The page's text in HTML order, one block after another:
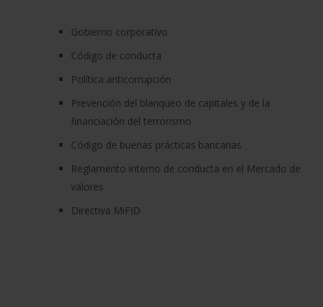
Gobierno corporativo
Código de conducta
Política anticorrupción
Prevención del blanqueo de capitales y de la
financiación del terrorismo
Código de buenas prácticas bancarias
Reglamento interno de conducta en el Mercado de
valores
Directiva MiFID